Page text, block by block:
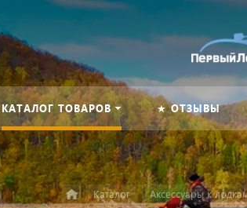
КАТАЛОГ ТОВАРОВ ★ ОТЗЫВЫ
Каталог Аксессуары к